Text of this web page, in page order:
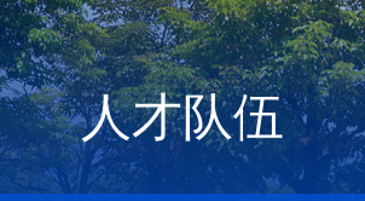
人才队伍